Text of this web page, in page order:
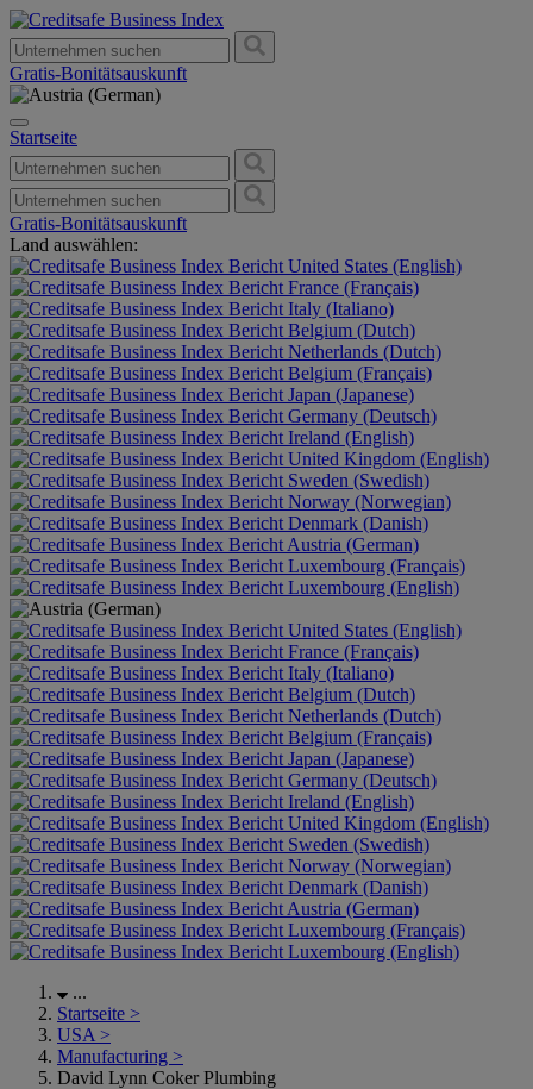
Gratis-Bonitätsauskunft
Startseite
Gratis-Bonitätsauskunft
Land auswählen:
United States (English)
France (Français)
Italy (Italiano)
Belgium (Dutch)
Netherlands (Dutch)
Belgium (Français)
Japan (Japanese)
Germany (Deutsch)
Ireland (English)
United Kingdom (English)
Sweden (Swedish)
Norway (Norwegian)
Denmark (Danish)
Austria (German)
Luxembourg (Français)
Luxembourg (English)
United States (English)
France (Français)
Italy (Italiano)
Belgium (Dutch)
Netherlands (Dutch)
Belgium (Français)
Japan (Japanese)
Germany (Deutsch)
Ireland (English)
United Kingdom (English)
Sweden (Swedish)
Norway (Norwegian)
Denmark (Danish)
Austria (German)
Luxembourg (Français)
Luxembourg (English)
...
Startseite >
USA >
Manufacturing >
David Lynn Coker Plumbing